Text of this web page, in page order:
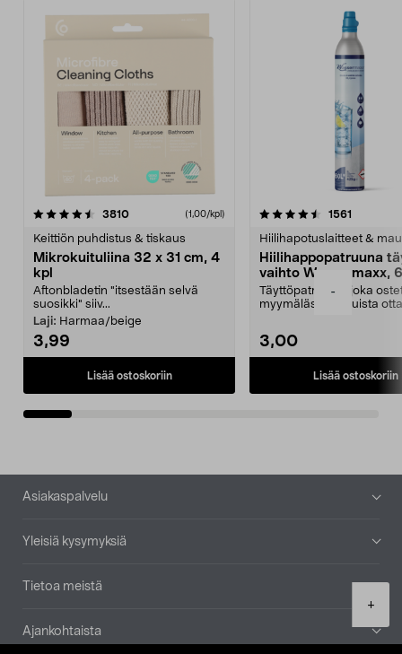
-
+
3810arvostelut (1,00/kpl)
Keittiön puhdistus & tiskaus
Mikrokuituliina 32 x 31 cm, 4
kpl
Aftonbladetin "itsestään selvä
suosikki" siiv...
Laji: Harmaa/beige
3,99
Lisää ostoskoriin
4.5viidestä
1561
Hiilihapotuslaitteet &
Hiilihappopatruuna
vaihto Wassermaxx,
Täyttöpatruuna, joka
myymälästä – muista
3,00
Lisää ostoskoriin
4.5viidestä
Alatunniste
Asiakaspalvelu
Yleisiä kysymyksiä
Tietoa meistä
Ajankohtaista